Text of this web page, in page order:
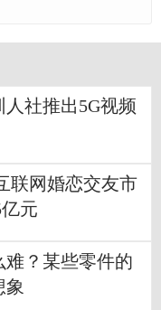
社推出5G视频
联网婚恋交友市
元
？某些零件的
象